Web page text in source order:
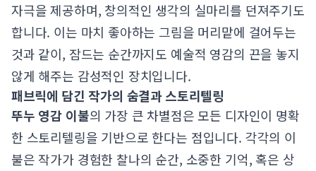
자극을 제공하며, 창의적인 생각의 실마리를 던져주기도
합니다. 이는 마치 좋아하는 그림을 머리맡에 걸어두는
것과 같이, 잠드는 순간까지도 예술적 영감의 끈을 놓지
않게 해주는 감성적인 장치입니다.
패브릭에 담긴 작가의 숨결과 스토리텔링
뚜누 영감 이불의 가장 큰 차별점은 모든 디자인이 명확
한 스토리텔링을 기반으로 한다는 점입니다. 각각의 이
불은 작가가 경험한 찰나의 순간, 소중한 기억, 혹은 상